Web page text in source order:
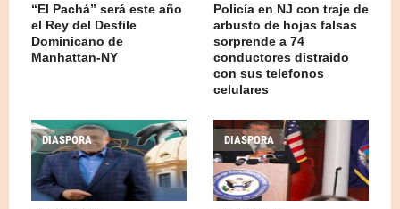
“El Pachá” será este año
el Rey del Desfile
Dominicano de
Manhattan-NY
Policía en NJ con traje de
arbusto de hojas falsas
sorprende a 74
conductores distraido
con sus telefonos
celulares
DIASPORA DIASPORA